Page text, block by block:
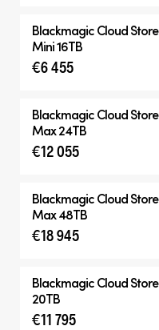
Blackmagic Cloud Store
Mini 16TB
€6 455
Blackmagic Cloud Store
Max 24TB
€12 055
Blackmagic Cloud Store
Max 48TB
€18 945
Blackmagic Cloud Store
20TB
€11 795